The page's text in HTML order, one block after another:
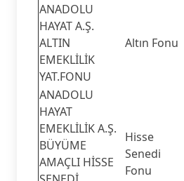
ANADOLU
HAYAT A.Ş.
ALTIN
EMEKLİLİK
YAT.FONU
Altın Fonu
ANADOLU
HAYAT
EMEKLİLİK A.Ş.
BÜYÜME
AMAÇLI HİSSE
Hisse
Senedi
Fonu